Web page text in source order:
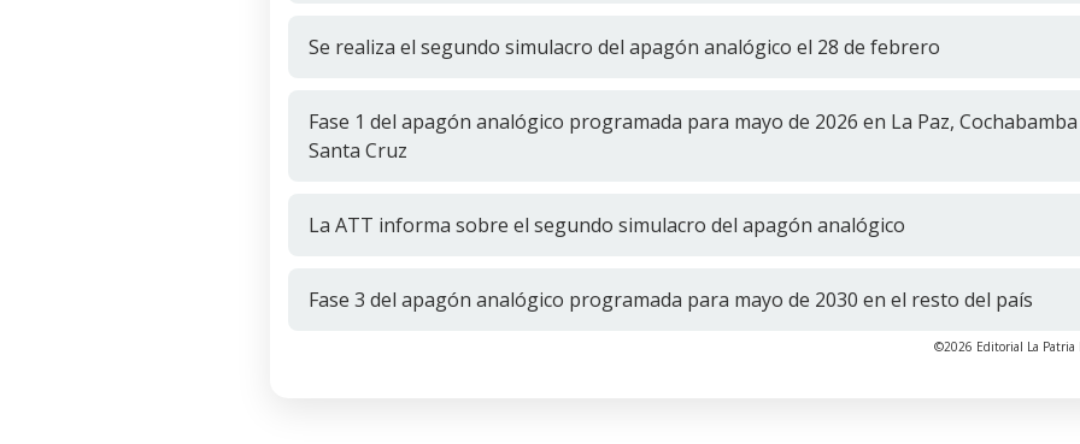
Se realiza el segundo simulacro del apagón analógico el 28 de febrero
Fase 1 del apagón analógico programada para mayo de 2026 en La Paz,
Santa Cruz
La ATT informa sobre el segundo simulacro del apagón analógico
Fase 3 del apagón analógico programada para mayo de 2030 en el resto del país
©2026 Editorial La Patria